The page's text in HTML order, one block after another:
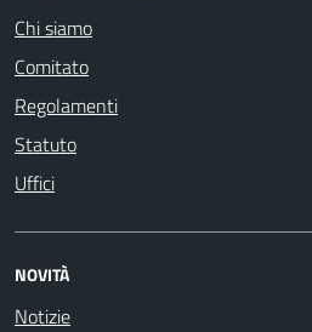
Chi siamo
Comitato
Regolamenti
Statuto
Uffici
NOVITÀ
Notizie